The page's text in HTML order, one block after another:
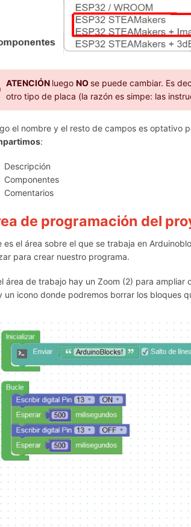
ATENCIÓN luegoNO se puede cambiar. Es
otro tipo de placa (la razón es simpe: las
el nombre y el resto de campos es optativo
:
Descripción
Componentes
Comentarios
de programación del
es el área sobre el que se trabaja en
para crear nuestro programa.
área de trabajo hay un Zoom (2) para
un icono donde podremos borrar los bloques